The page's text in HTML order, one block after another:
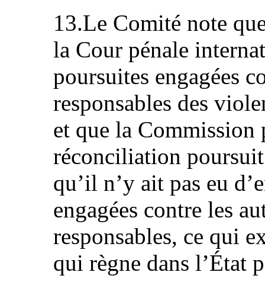
13.Le Comité note
la Cour pénale
poursuites engagées
responsables des
et que la
réconciliation
qu’il n’y ait pas eu
engagées contre les
responsables, ce qui
qui règne dans l’État